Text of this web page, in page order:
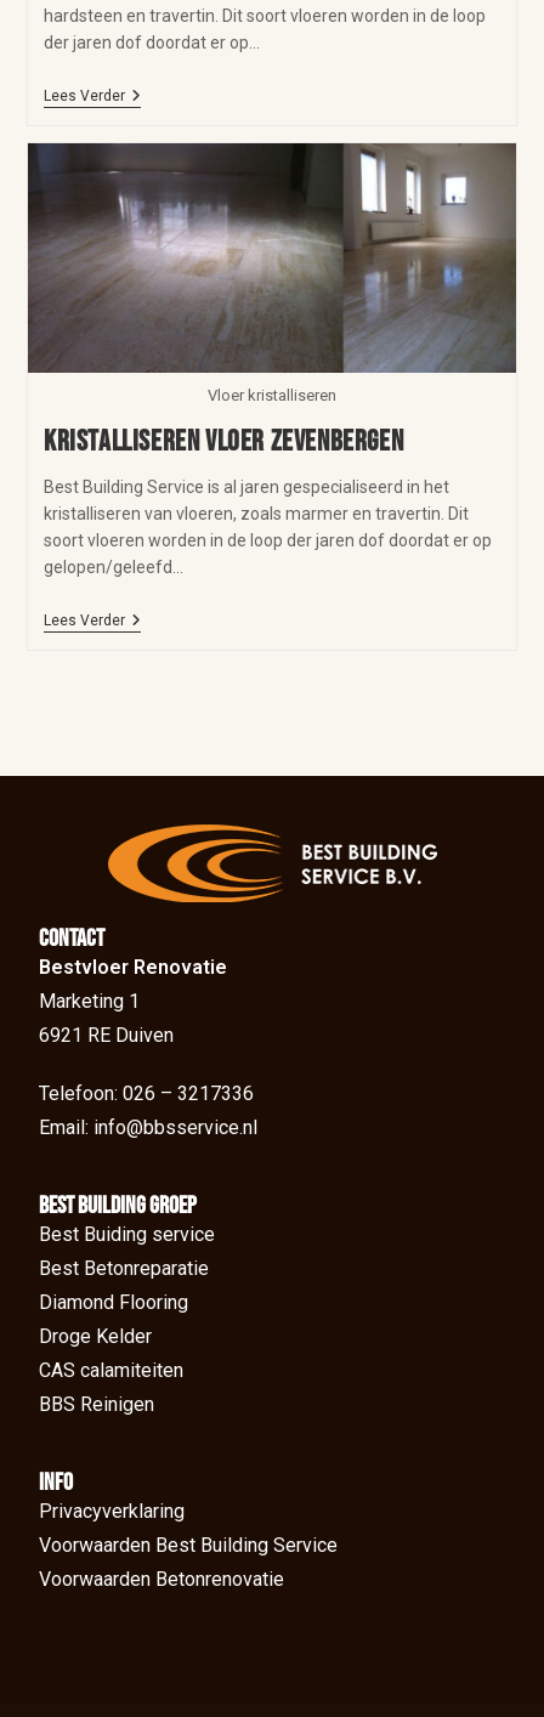
hardsteen en travertin. Dit soort vloeren worden in de loop
der jaren dof doordat er op…
Lees Verder
Vloer kristalliseren
Kristalliseren vloer Zevenbergen
Best Building Service is al jaren gespecialiseerd in het
kristalliseren van vloeren, zoals marmer en travertin. Dit
soort vloeren worden in de loop der jaren dof doordat er op
gelopen/geleefd…
Lees Verder
Contact
Bestvloer Renovatie
Marketing 1
6921 RE Duiven
Telefoon: 026 – 3217336
Email: info@bbsservice.nl
BEst Building groep
Best Buiding service
Best Betonreparatie
Diamond Flooring
Droge Kelder
CAS calamiteiten
BBS Reinigen
Info
Privacyverklaring
Voorwaarden Best Building Service
Voorwaarden Betonrenovatie